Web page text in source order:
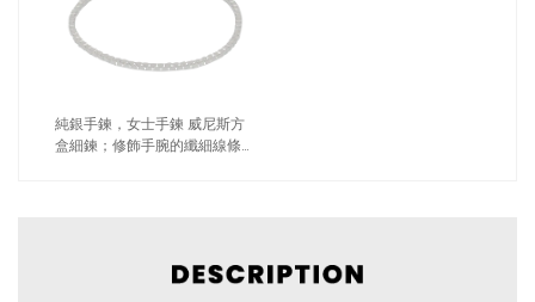
純銀手鍊，女士手鍊 威尼斯方
盒細鍊；修飾手腕的纖細線條